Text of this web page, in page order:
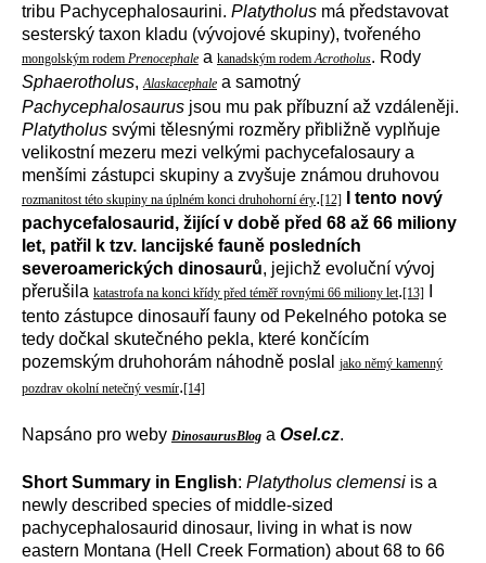
tribu Pachycephalosaurini. Platytholus má představovat
sesterský taxon kladu (vývojové skupiny), tvořeného
mongolským rodem Prenocephale a kanadským rodemAcrotholus. Rody
Sphaerotholus, Alaskacephale a samotný
Pachycephalosaurus jsou mu pak příbuzní až vzdáleněji.
Platytholus svými tělesnými rozměry přibližně vyplňuje
velikostní mezeru mezi velkými pachycefalosaury a
menšími zástupci skupiny a zvyšuje známou druhovou
rozmanitost této skupiny na úplném konci druhohorní éry.[12]
I tento nový
pachycefalosaurid, žijící v době před 68 až 66 miliony
let, patřil k tzv. lancijské fauně posledních
severoamerických dinosaurů, jejichž evoluční vývoj
přerušila katastrofa na konci křídy před téměř rovnými 66 miliony let.[13]
tento zástupce dinosauří fauny od Pekelného potoka se
tedy dočkal skutečného pekla, které končícím
pozemským druhohorám náhodně poslal
jako němý kamenný
pozdrav okolní netečný vesmír.[14]
Napsáno pro weby DinosaurusBlog a Osel.cz.
Short Summary in English: Platytholus clemensi is a
newly described species of middle-sized
pachycephalosaurid dinosaur, living in what is now
eastern Montana (Hell Creek Formation) about 68 to 66